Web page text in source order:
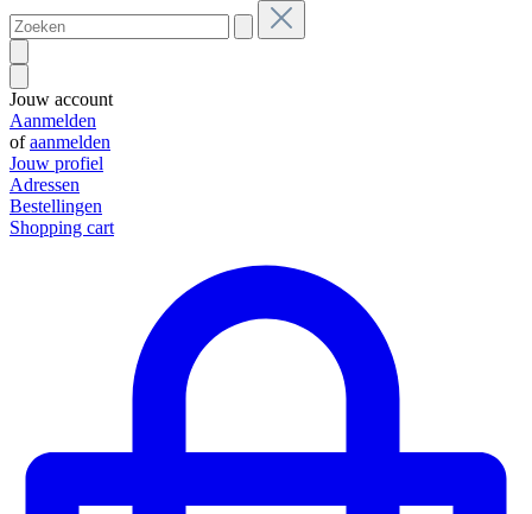
Jouw account
Aanmelden
ofaanmelden
Jouw profiel
Adressen
Bestellingen
Shopping cart